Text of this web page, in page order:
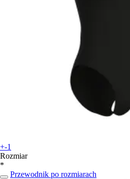
+-1
Rozmiar
*
Przewodnik po rozmiarach